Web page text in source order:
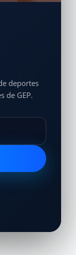
deportes
de GEP.